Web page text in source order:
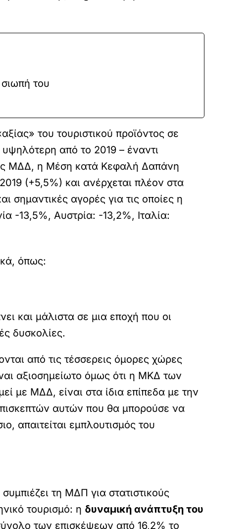
του
του τουριστικού προϊόντος σε
από το 2019 – έναντι
ΜΔΔ, η Μέση κατά Κεφαλή Δαπάνη
(+5,5%) και ανέρχεται πλέον στα
αγορές για τις οποίες η
-13,5%, Αυστρία: -13,2%, Ιταλία:
όπως:
και μάλιστα σε μια εποχή που οι
δυσκολίες.
από τις τέσσερεις όμορες χώρες
αξιοσημείωτο όμως ότι η ΜΚΔ των
με ΜΔΔ, είναι στα ίδια επίπεδα με την
αυτών που θα μπορούσε να
απαιτείται εμπλουτισμός του
τη ΜΔΠ για στατιστικούς
τουρισμό: η δυναμική ανάπτυξη του
των επισκέψεων από 16,2% το